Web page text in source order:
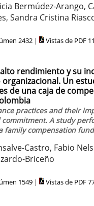
Bermúdez-Arango,
Sandra Cristina
2432 | Vistas de PDF
rendimiento y su
Un
de una caja de
practices and their
A study
family compensation
Castro, Fabio
Briceño
1549 | Vistas de PDF